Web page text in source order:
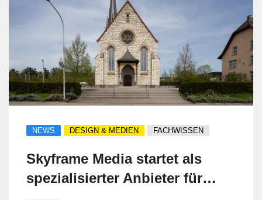
NEWS DESIGN & MEDIEN FACHWISSEN
Skyframe Media startet als
spezialisierter Anbieter für